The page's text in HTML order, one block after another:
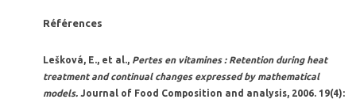
Références
Lešková, E., et al., Pertes en vitamines : Retention during heat
treatment and continual changes expressed by mathematical
models. Journal of Food Composition and analysis, 2006. 19(4):